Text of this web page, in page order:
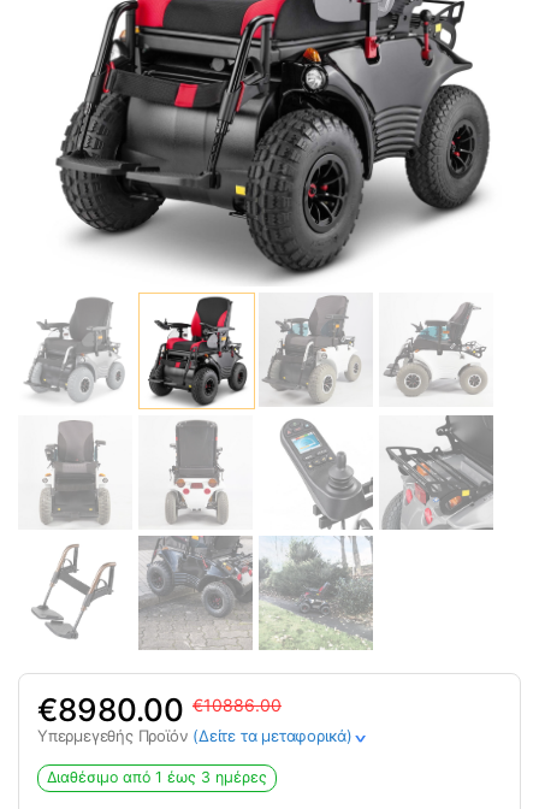
10886.00
was:
8980.00
τιμή
Υπερμεγεθής Προϊόν (Δείτε τα μεταφορικά)>
Διαθέσιμο από 1 έως 3 ημέρες